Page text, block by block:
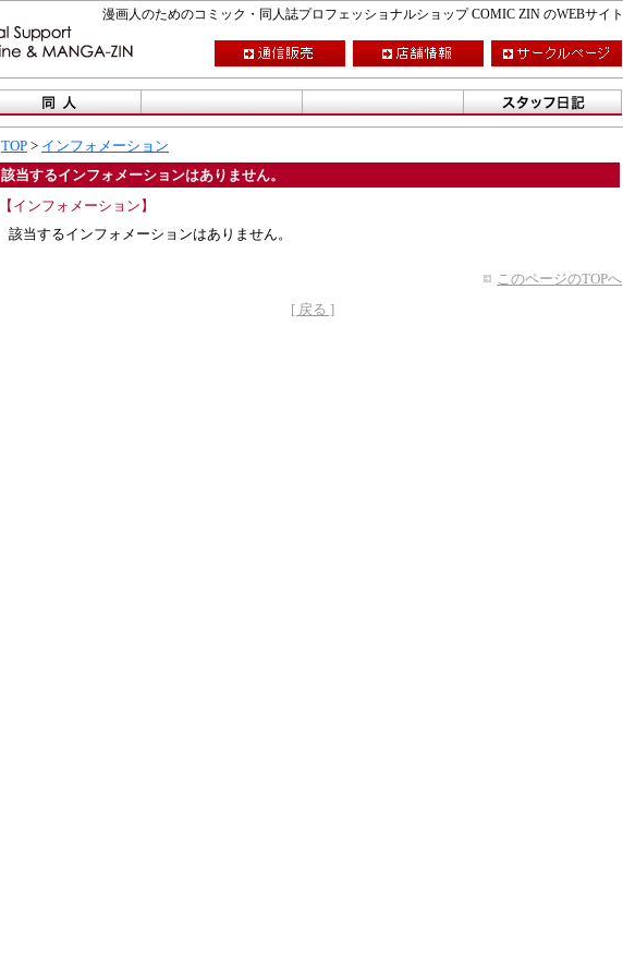
漫画人のためのコミック・同人誌プロフェッショナルショップ COMIC ZIN のWEBサイト
TOP > インフォメーション
該当するインフォメーションはありません。
【インフォメーション】
該当するインフォメーションはありません。
このページのTOPへ
[ 戻る ]